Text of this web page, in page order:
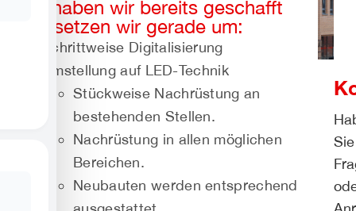
Was haben wir bereits geschafft
oder setzen wir gerade um:
Schrittweise Digitalisierung
Umstellung auf LED-Technik
Stückweise Nachrüstung an
bestehenden Stellen.
Nachrüstung in allen möglichen
Bereichen.
Neubauten werden entsprechend
Sie